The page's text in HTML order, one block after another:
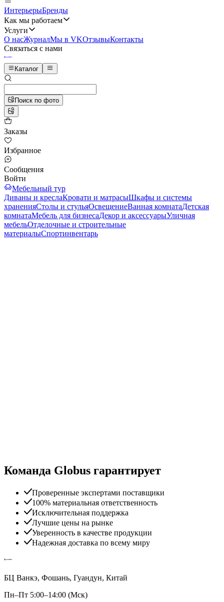
ИнтерьерыБренды
Как мы работаем
Услуги
О насЖурналМы в VKОтзывыКонтакты
Связаться с нами
Каталог
Поиск по фото
Заказы
Избранное
Сообщения
Войти
Мебельный тур
Диваны и креслаКровати и матрасыШкафы и системы
храненияСтолы и стульяОсвещениеВанная комнатаДетская
комнатаМебель для бизнесаДекор и аксессуарыУличная
мебельОтделочные и строительные
материалыСпортинвентарь
Команда Globus гарантирует
Проверенные экспертами поставщики
100% материальная ответственность
Исключительная поддержка
Лучшие цены на рынке
Уверенность в качестве продукции
Надежная доставка по всему миру
БЦ Ванкэ, Фошань, Гуандун, Китай
Пн–Пт 5:00–14:00 (Мск)